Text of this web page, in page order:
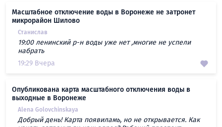
Масштабное отключение воды в Воронеже не затронет
микрорайон Шилово
Станислав
19:00 ленинский р-н воды уже нет ,многие не успели
набрать
19:29 Вчера
Опубликована карта масштабного отключения воды в
выходные в Воронеже
Alena Golovchinskaya
Добрый день! Карта появиламь, но не открывается. Как